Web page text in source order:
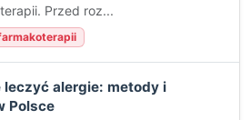
Przed roz...
alergie: metody i
Polsce